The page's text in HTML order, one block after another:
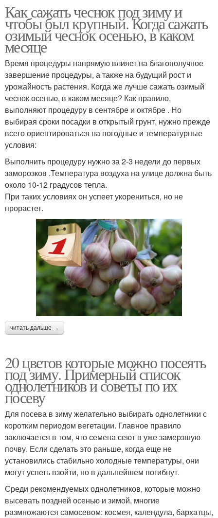
Как сажать чеснок под зиму и
чтобы был крупный. Когда сажать
озимый чеснок осенью, в каком
месяце
Время процедуры напрямую влияет на благополучное
завершение процедуры, а также на будущий рост и
урожайность растения. Когда же лучше сажать озимый
чеснок осенью, в каком месяце? Как правило,
выполняют процедуру в сентябре и октябре . Но
выбирая сроки посадки в открытый грунт, нужно прежде
всего ориентироваться на погодные и температурные
условия:
Выполнить процедуру нужно за 2-3 недели до первых
заморозков .Температура воздуха на улице должна быть
около 10-12 градусов тепла.
При таких условиях он успеет укорениться, но не
прорастет.
читать дальше →
20 цветов которые можно посеять
под зиму. Примерный список
однолетников и советы по их
посеву
Для посева в зиму желательно выбирать однолетники с
коротким периодом вегетации. Главное правило
заключается в том, что семена сеют в уже замерзшую
почву. Если сделать это раньше, когда еще не
установились стабильно холодные температуры, они
могут успеть взойти, но в дальнейшем погибнут.
Среди рекомендуемых однолетников, которые можно
высевать поздней осенью и зимой, многие
размножаются самосевом: космея, календула, бархатцы,